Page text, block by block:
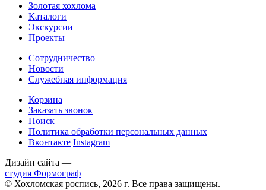
Золотая хохлома
Каталоги
Экскурсии
Проекты
Сотрудничество
Новости
Служебная информация
Корзина
Заказать звонок
Поиск
Политика обработки персональных данных
Вконтакте Instagram
Дизайн сайта —
студия Формограф
© Хохломская роспись, 2026 г. Все права защищены.